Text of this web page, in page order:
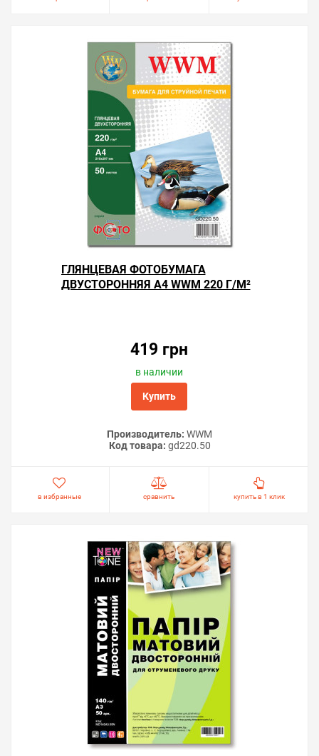
ГЛЯНЦЕВАЯ ФОТОБУМАГА
ДВУСТОРОННЯЯ А4 WWM 220 Г/М²
419 грн
в наличии
Купить
Производитель: WWM
Код товара: gd220.50
в избранные сравнить купить в 1 клик